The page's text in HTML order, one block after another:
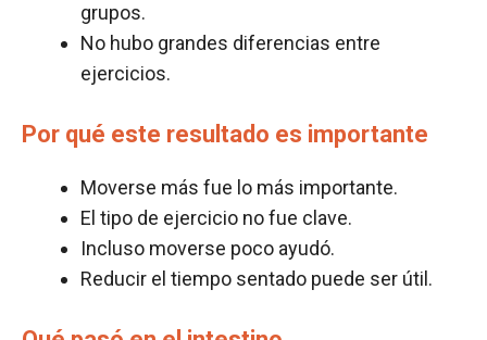
grupos.
No hubo grandes diferencias entre
ejercicios.
Por qué este resultado es importante
Moverse más fue lo más importante.
El tipo de ejercicio no fue clave.
Incluso moverse poco ayudó.
Reducir el tiempo sentado puede ser útil.